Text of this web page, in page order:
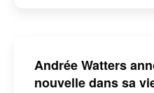
Andrée Watters
nouvelle dans sa